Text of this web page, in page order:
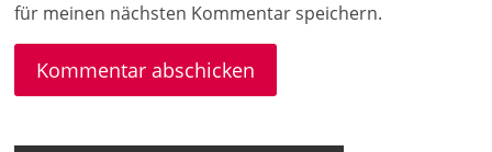
für meinen nächsten Kommentar speichern.